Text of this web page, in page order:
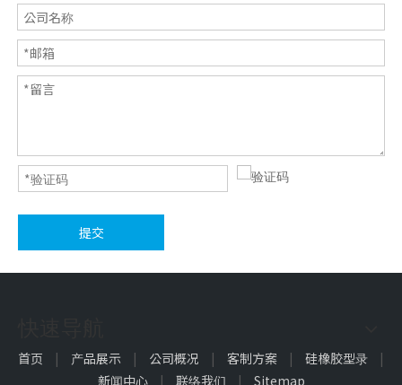
提交
首页 | 产品展示 | 公司概况 | 客制方案 | 硅橡胶型录
|
新闻中心
| 联络我们 | Sitemap